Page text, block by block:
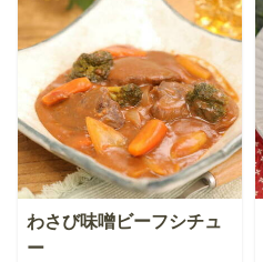
わさび味噌ビーフシチュ
ー